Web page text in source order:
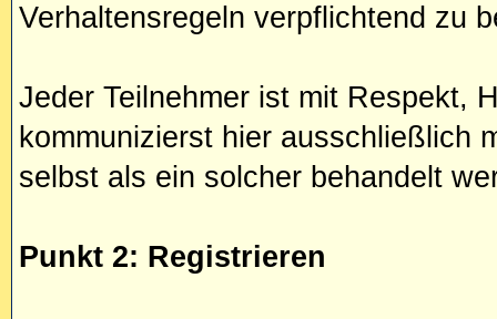
Verhaltensregeln verpflichtend zu
Jeder Teilnehmer ist mit Respekt,
kommunizierst hier ausschließlich
selbst als ein solcher behandelt
Punkt 2: Registrieren